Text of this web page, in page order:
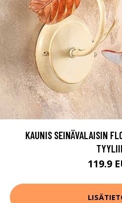
KAUNIS SEINÄVALAISIN
119.9